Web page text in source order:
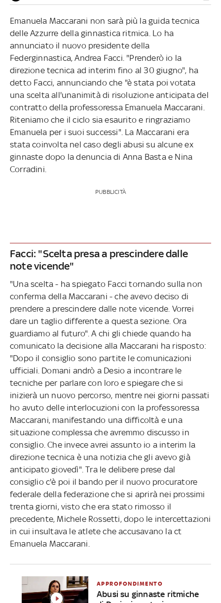
Emanuela Maccarani non sarà più la guida tecnica
delle Azzurre della ginnastica ritmica. Lo ha
annunciato il nuovo presidente della
Federginnastica, Andrea Facci. "Prenderò io la
direzione tecnica ad interim fino al 30 giugno", ha
detto Facci, annunciando che "è stata poi votata
una scelta all'unanimità di risoluzione anticipata del
contratto della professoressa Emanuela Maccarani.
Riteniamo che il ciclo sia esaurito e ringraziamo
Emanuela per i suoi successi". La Maccarani era
stata coinvolta nel caso degli abusi su alcune ex
ginnaste dopo la denuncia di Anna Basta e Nina
Corradini.
PUBBLICITÀ
Facci: "Scelta presa a prescindere dalle
note vicende"
"Una scelta - ha spiegato Facci tornando sulla non
conferma della Maccarani - che avevo deciso di
prendere a prescindere dalle note vicende. Vorrei
dare un taglio differente a questa sezione. Ora
guardiamo al futuro". A chi gli chiede quando ha
comunicato la decisione alla Maccarani ha risposto:
"Dopo il consiglio sono partite le comunicazioni
ufficiali. Domani andrò a Desio a incontrare le
tecniche per parlare con loro e spiegare che si
inizierà un nuovo percorso, mentre nei giorni passati
ho avuto delle interlocuzioni con la professoressa
Maccarani, manifestando una difficoltà e una
situazione complessa che avremmo discusso in
consiglio. Che invece avrei assunto io a interim la
direzione tecnica è una notizia che gli avevo già
anticipato giovedì". Tra le delibere prese dal
consiglio c'è poi il bando per il nuovo procuratore
federale della federazione che si aprirà nei prossimi
trenta giorni, visto che era stato rimosso il
precedente, Michele Rossetti, dopo le intercettazioni
in cui insultava le atlete che accusavano la ct
Emanuela Maccarani.
APPROFONDIMENTO
Abusi su ginnaste ritmiche